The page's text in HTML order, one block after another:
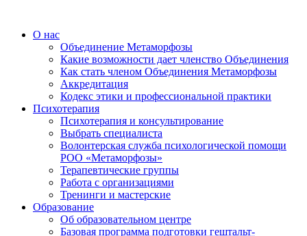
О нас
Объединение Метаморфозы
Какие возможности дает членство Объединения
Как стать членом Объединения Метаморфозы
Аккредитация
Кодекс этики и профессиональной практики
Психотерапия
Психотерапия и консультирование
Выбрать специалиста
Волонтерская служба психологической помощи
РОО «Метаморфозы»
Терапевтические группы
Работа с организациями
Тренинги и мастерские
Образование
Об образовательном центре
Базовая программа подготовки гештальт-